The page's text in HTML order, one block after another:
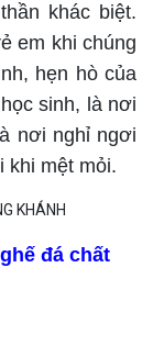
khác biệt.
em khi chúng
hẹn hò của
sinh, là nơi
nơi nghỉ ngơi
khi mệt mỏi.
đá chất